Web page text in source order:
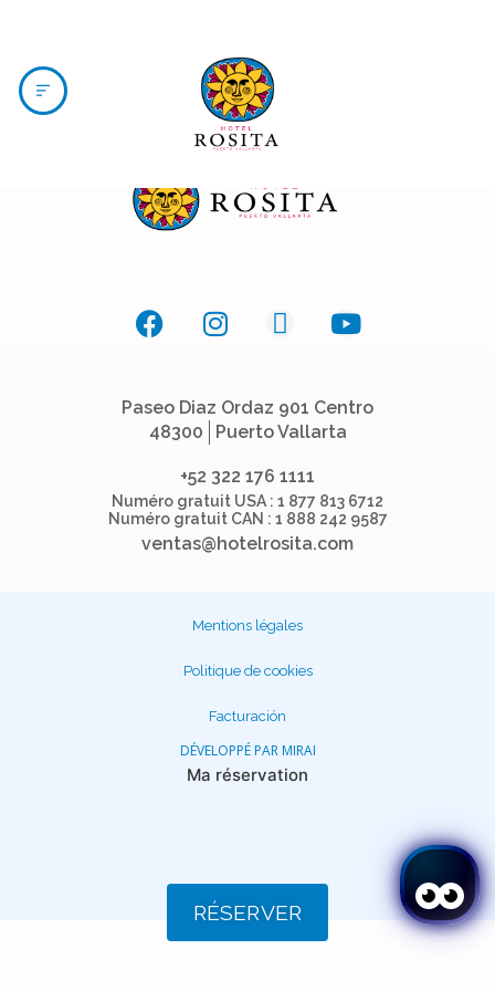
RÉSERVER
Paseo Diaz Ordaz 901 Centro
48300
Puerto Vallarta
+52 322 176 1111
Numéro gratuit USA : 1 877 813 6712
Numéro gratuit CAN : 1 888 242 9587
ventas@hotelrosita.com
Mentions légales
Politique de cookies
Facturación
DÉVELOPPÉ PAR MIRAI
Ma réservation